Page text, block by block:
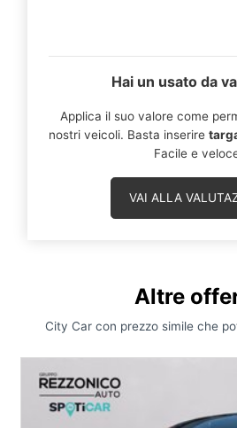
Hai un usato da
Applica il suo valore come
nostri veicoli. Basta inserire
Facile e
VAI ALLA
Altre
City Car con prezzo simile che